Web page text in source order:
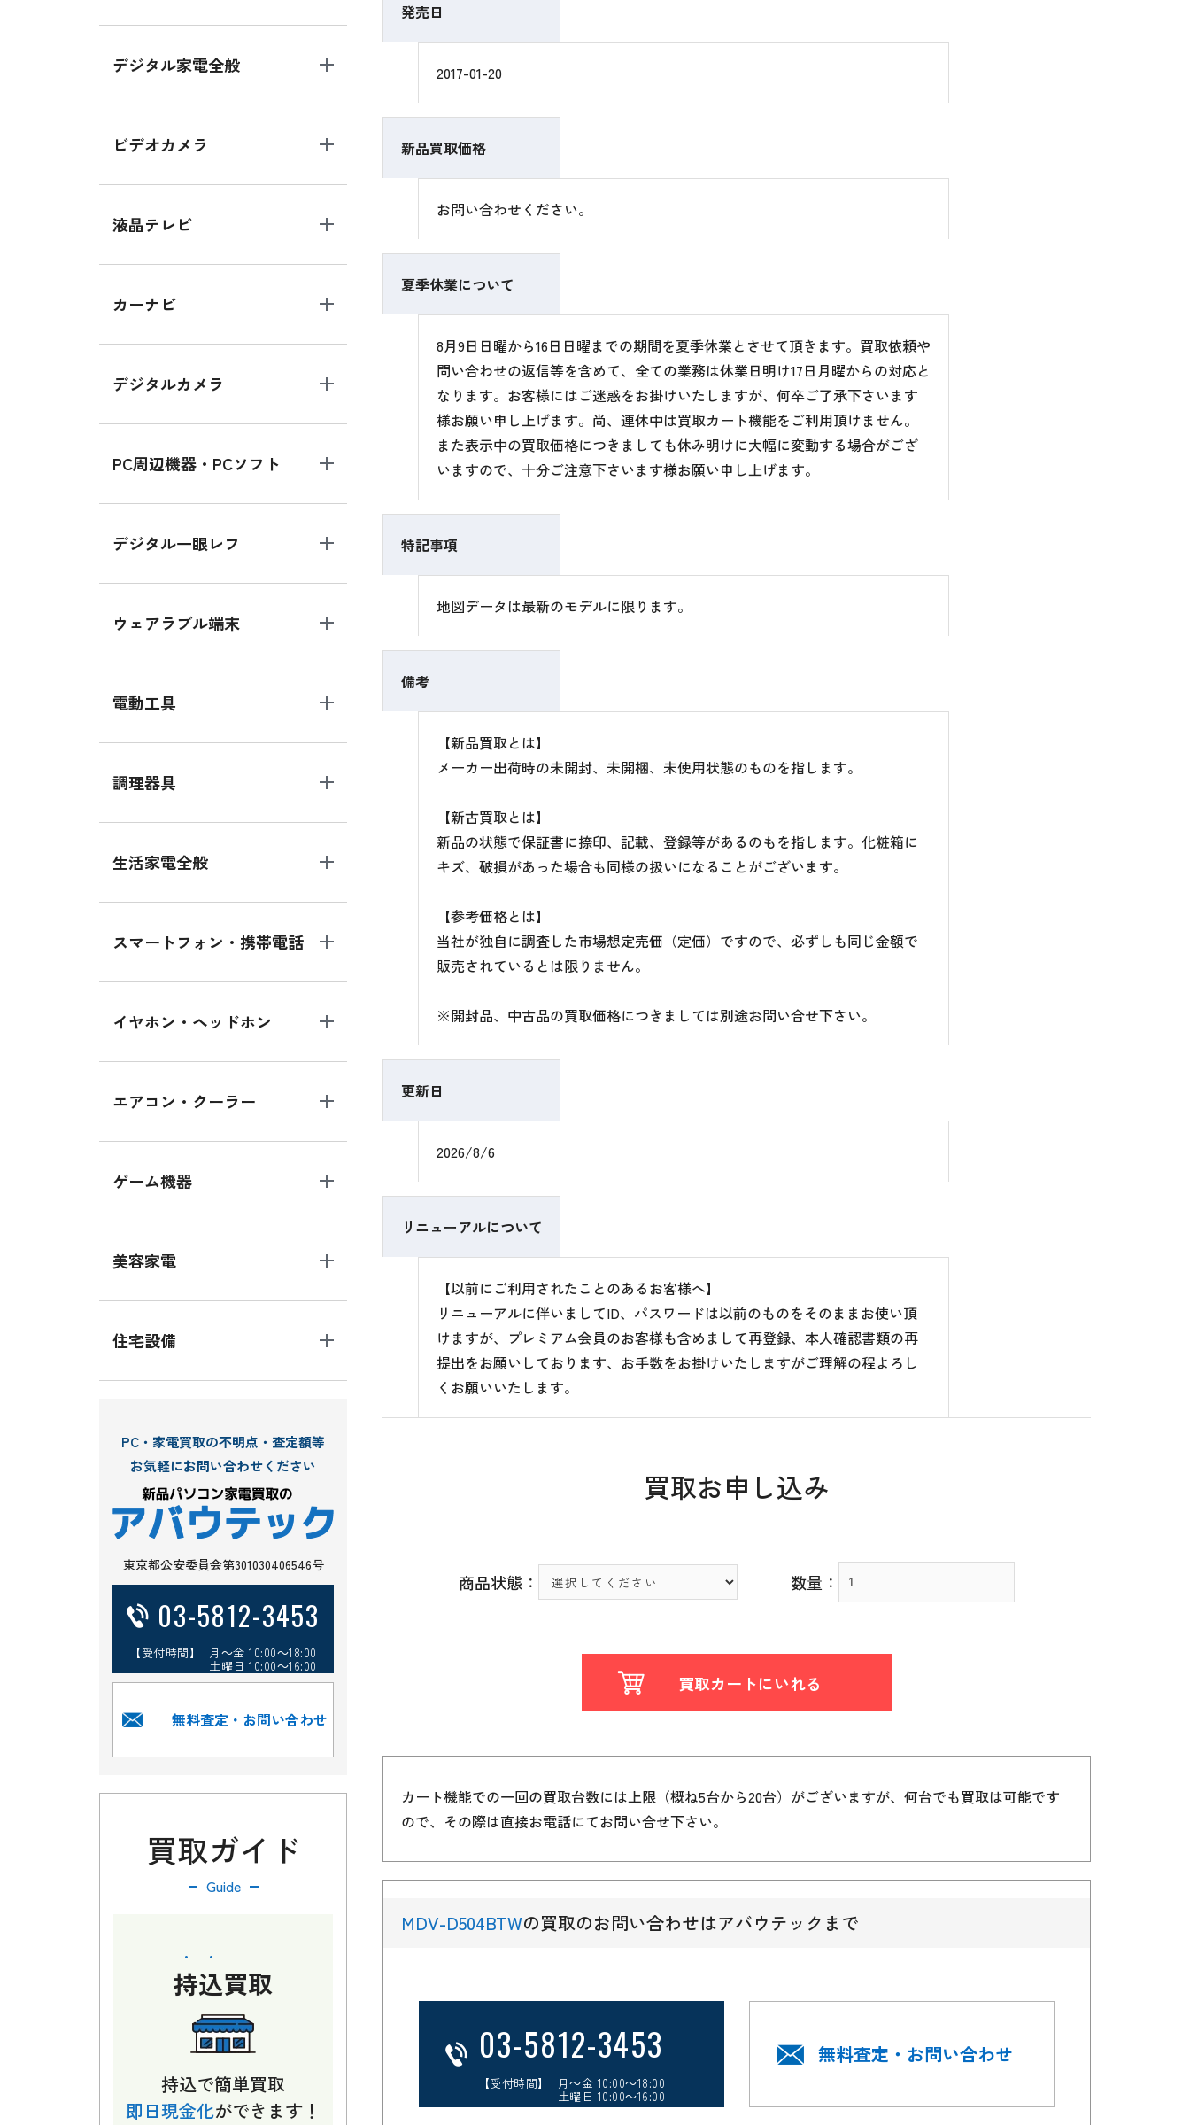
デジタル家電全般
ビデオカメラ
液晶テレビ
カーナビ
デジタルカメラ
PC周辺機器・PCソフト
デジタル一眼レフ
ウェアラブル端末
電動工具
調理器具
生活家電全般
スマートフォン・携帯電話
イヤホン・ヘッドホン
エアコン・クーラー
ゲーム機器
美容家電
住宅設備
PC・家電買取の不明点・査定額等
お気軽にお問い合わせください
東京都公安委員会第301030406546号
03-5812-3453
【受付時間】 月～金 10:00～18:00
土曜日 10:00～16:00
無料査定・お問い合わせ
買取ガイド
Guide
持込買取
持込で簡単買取
即日現金化ができます！
発売日
2017-01-20
新品買取価格
お問い合わせください。
夏季休業について
8月9日日曜から16日日曜までの期間を夏季休業とさせて頂きます。買取依頼や
問い合わせの返信等を含めて、全ての業務は休業日明け17日月曜からの対応と
なります。お客様にはご迷惑をお掛けいたしますが、何卒ご了承下さいます
様お願い申し上げます。尚、連休中は買取カート機能をご利用頂けません。
また表示中の買取価格につきましても休み明けに大幅に変動する場合がござ
いますので、十分ご注意下さいます様お願い申し上げます。
特記事項
地図データは最新のモデルに限ります。
備考
【新品買取とは】
メーカー出荷時の未開封、未開梱、未使用状態のものを指します。
【新古買取とは】
新品の状態で保証書に捺印、記載、登録等があるのもを指します。化粧箱に
キズ、破損があった場合も同様の扱いになることがございます。
【参考価格とは】
当社が独自に調査した市場想定売価（定価）ですので、必ずしも同じ金額で
販売されているとは限りません。
※開封品、中古品の買取価格につきましては別途お問い合せ下さい。
更新日
2026/8/6
リニューアルについて
【以前にご利用されたことのあるお客様へ】
リニューアルに伴いましてID、パスワードは以前のものをそのままお使い頂
けますが、プレミアム会員のお客様も含めまして再登録、本人確認書類の再
提出をお願いしております、お手数をお掛けいたしますがご理解の程よろし
くお願いいたします。
買取お申し込み
商品状態： 数量：
買取カートにいれる
カート機能での一回の買取台数には上限（概ね5台から20台）がございますが、何台でも買取は可能です
ので、その際は直接お電話にてお問い合せ下さい。
MDV-D504BTWの買取のお問い合わせはアバウテックまで
03-5812-3453
【受付時間】 月～金 10:00～18:00
土曜日 10:00～16:00
無料査定・お問い合わせ